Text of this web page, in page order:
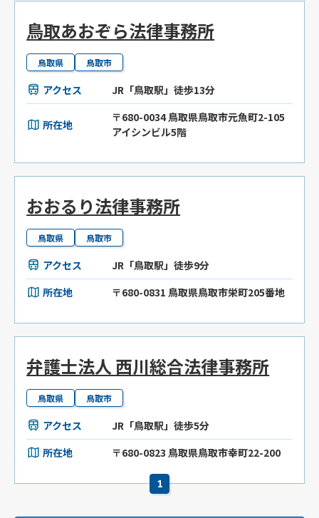
鳥取あおぞら法律事務所
鳥取県 鳥取市
アクセス JR「鳥取駅」徒歩13分
所在地
〒680-0034 鳥取県鳥取市元魚町2-105
アイシンビル5階
おおるり法律事務所
鳥取県 鳥取市
アクセス
JR「鳥取駅」徒歩9分
所在地
〒680-0831 鳥取県鳥取市栄町205番地
弁護士法人 西川総合法律事務所
鳥取県 鳥取市
アクセス
JR「鳥取駅」徒歩5分
所在地
〒680-0823 鳥取県鳥取市幸町22-200
1